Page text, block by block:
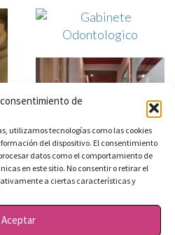
de
utilizamos tecnologías como las cookies
del dispositivo. El consentimiento
datos como el comportamiento de
en este sitio. No consentir o retirar el
a ciertas características y
Aceptar